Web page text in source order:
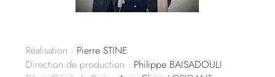
Réalisation : Pierre STINE
Direction de production : Philippe BAISADOULI